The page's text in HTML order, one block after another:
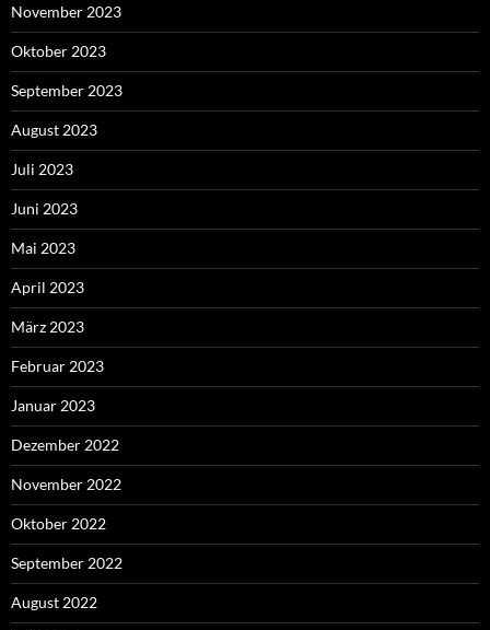
November 2023
Oktober 2023
September 2023
August 2023
Juli 2023
Juni 2023
Mai 2023
April 2023
März 2023
Februar 2023
Januar 2023
Dezember 2022
November 2022
Oktober 2022
September 2022
August 2022